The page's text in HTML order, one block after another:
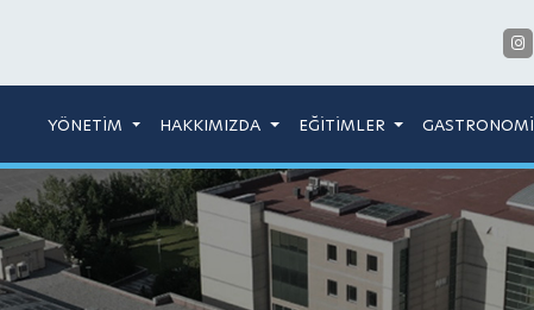
YÖNETİM HAKKIMIZDA EĞİTİMLER GASTRONOMİ